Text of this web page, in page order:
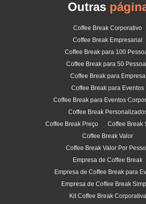
Outras
Coffee Break Corporativo
Coffee Break Empresarial
Coffee Break para 100
Coffee Break para 50
Coffee Break para Empresa
Coffee Break para Eventos
Coffee Break para Eventos
Coffee Break
Coffee Break Preço
Coffee Break
Coffee Break Valor
Coffee Break Valor Por
Empresa de Coffee Break
Empresa de Coffee Break para
Empresa de Coffee Break
Kit Coffee Break Corporativa